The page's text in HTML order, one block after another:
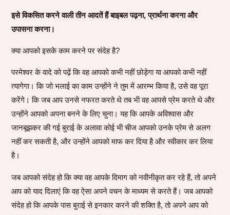
इसे विकसित करने वाली तीन आदतें हैं बाइबल पढ़ना, प्रार्थना करना और
उपासना करना।
क्या आपको इसके काम करने पर संदेह है?
परमेश्वर के वादे को पढ़ें कि वह आपको कभी नहीं छोड़ेगा या आपको कभी नहीं
त्यागेगा। कि जो भलाई का काम उन्होंने ने तुम में आरम्भ किया है, उसे वह पूरा
करेंगे। कि जब आप उनसे नफरत करते थे तब भी वह आपसे प्रेम करते थे और
उन्होंने आपको अपना बनने के लिए चुना। यह कि आपके अविश्वास और
जानबूझकर की गई बुराई के अलावा कोई भी चीज आपको उनके प्रेम से अलग
नहीं कर सकती है, और उन्होंने आपको माफ कर दिया है और स्वीकार कर लिया
है।
जब आपको संदेह हो कि क्या वह आपके दिमाग को नवीनीकृत कर रहे हैं, तो अपने
आप को याद दिलाएं कि वह ऐसा अपने वचन के माध्यम से करते हैं। जब आपको
संदेह हो कि आपके पास बुराई से इनकार करने की शक्ति है, तो अपने आप को